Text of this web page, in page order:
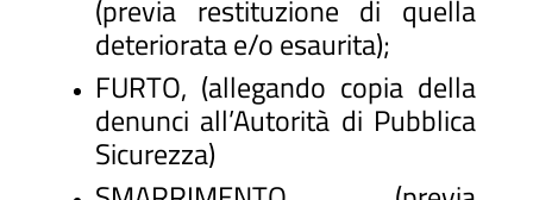
(previa restituzione di quella
deteriorata e/o esaurita);
FURTO, (allegando copia della
denunci all’Autorità di Pubblica
Sicurezza)